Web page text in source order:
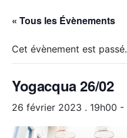
« Tous les Évènements
Cet évènement est passé.
Yogacqua 26/02
26 février 2023 . 19h00 -